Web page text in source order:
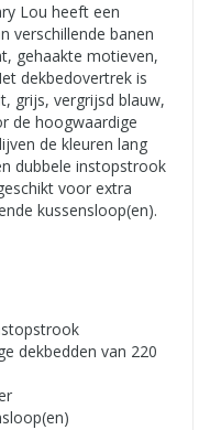
Lou heeft een
verschillende banen
gehaakte motieven,
dekbedovertrek is
grijs, vergrijsd blauw,
de hoogwaardige
de kleuren lang
dubbele instopstrook
voor extra
kussensloop(en).
dekbedden van 220